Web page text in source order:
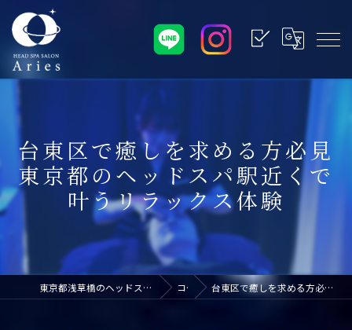
台東区で癒しを求める方必見
東京都のヘッドスパ駅近くで
叶うリラックス体験
東京都浅草橋のヘッドスパなら浅草橋ドライヘッドスパ専門店アリエス コラム 台東区で癒しを求める方必見東京都のヘッドスパ駅近くで叶うリラックス体験